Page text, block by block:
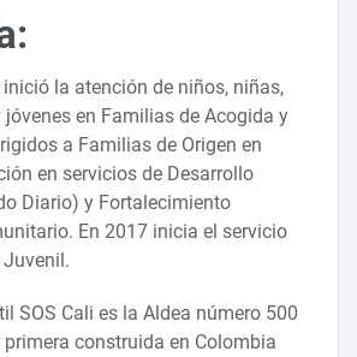
la atención de niños, niñas,
jóvenes en Familias de Acogida y
a Familias de Origen en
en servicios de Desarrollo
Diario) y Fortalecimiento
En 2017 inicia el servicio
SOS Cali es la Aldea número 500
construida en Colombia